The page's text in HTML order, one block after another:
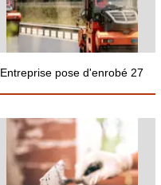
Entreprise pose d'enrobé 27